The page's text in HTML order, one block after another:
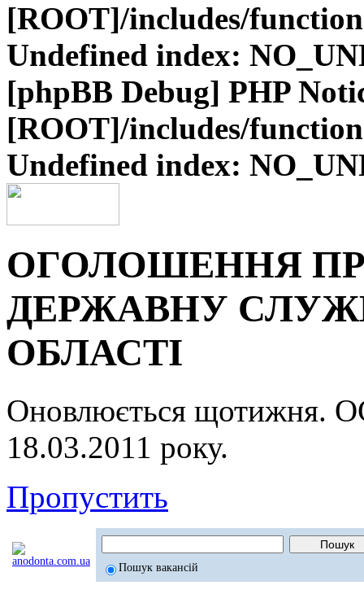
[ROOT]/includes/
Undefined index:
[phpBB Debug] PHP
[ROOT]/includes/
Undefined index:
ОГОЛОШЕННЯ
ДЕРЖАВНУ
ОБЛАСТІ
Оновлюється
18.03.2011 року.
Пропустить
Пошук вакансій